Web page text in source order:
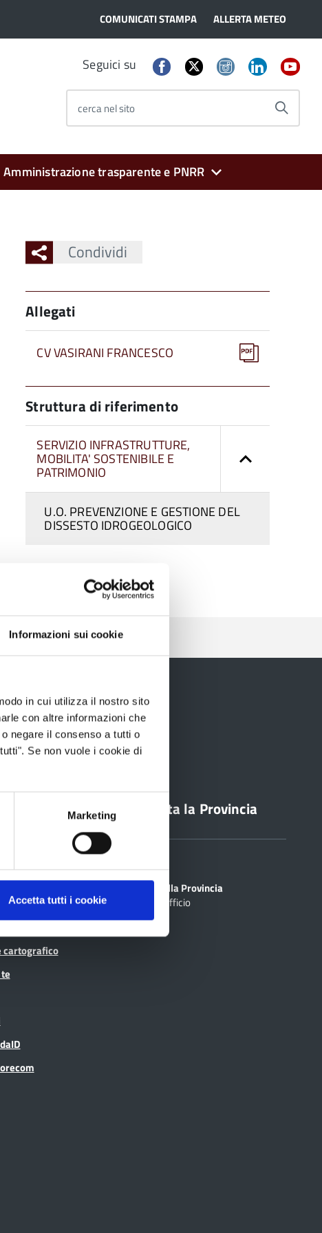
Informazioni sui cookie
in cui utilizza il nostro sito
con altre informazioni che
negare il consenso a tutti o
Se non vuole i cookie di
Marketing
Accetta tutti i cookie
COMUNICATI STAMPA ALLERTA METEO
Seguici su
cerca nel sito
Amministrazione trasparente e PNRR
Condividi
Allegati
CV VASIRANI FRANCESCO
Struttura di riferimento
SERVIZIO INFRASTRUTTURE,
MOBILITA' SOSTENIBILE E
PATRIMONIO
U.O. PREVENZIONE E GESTIONE DEL
DISSESTO IDROGEOLOGICO
Online
cartografico
Contatta la Provincia
PEC
Scrivi alla Provincia
Cerca Ufficio